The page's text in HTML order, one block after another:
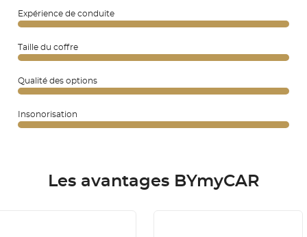
Expérience de conduite
Taille du coffre
Qualité des options
Insonorisation
Les avantages BYmyCAR